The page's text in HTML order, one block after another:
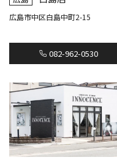
広島市中区白島中町2-15
082-962-0530